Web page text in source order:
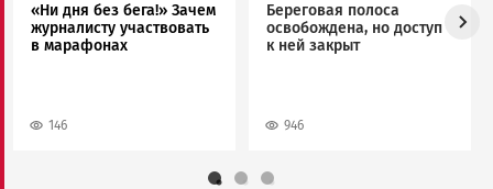
«Ни дня без бега!» Зачем
журналисту участвовать
в марафонах
146
Береговая полоса
освобождена, но доступ
к ней закрыт
946